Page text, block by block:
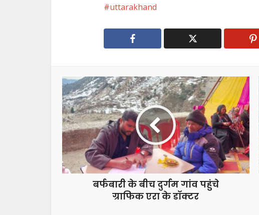
uttarakhand
बर्फबारी के बीच दुर्गम गांव पहुंचे
ग्राफिक एरा के डॉक्टर